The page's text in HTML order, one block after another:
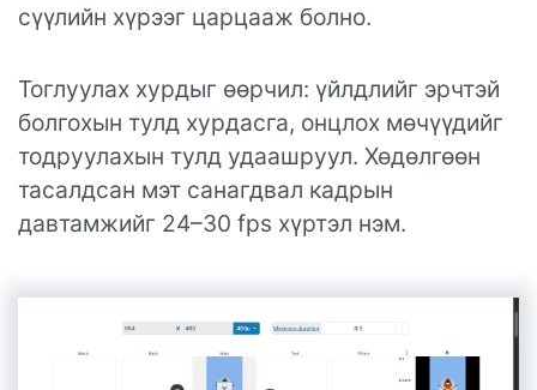
сүүлийн хүрээг царцааж болно.
Тоглуулах хурдыг өөрчил: үйлдлийг эрчтэй
болгохын тулд хурдасга, онцлох мөчүүдийг
тодруулахын тулд удаашруул. Хөдөлгөөн
тасалдсан мэт санагдвал кадрын
давтамжийг 24–30 fps хүртэл нэм.